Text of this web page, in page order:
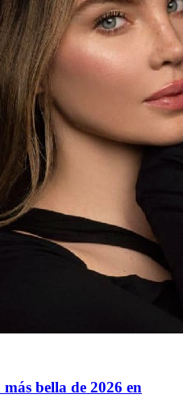
bella de 2026 en